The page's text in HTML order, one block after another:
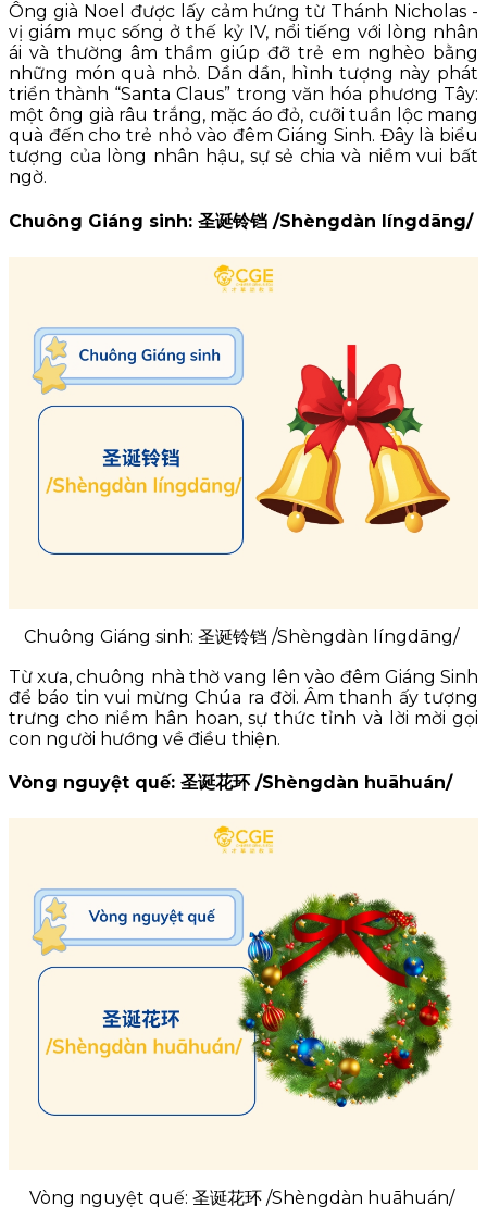
Ông già Noel được lấy cảm hứng từ Thánh Nicholas -
vị giám mục sống ở thế kỷ IV, nổi tiếng với lòng nhân
ái và thường âm thầm giúp đỡ trẻ em nghèo bằng
những món quà nhỏ. Dần dần, hình tượng này phát
triển thành “Santa Claus” trong văn hóa phương Tây:
một ông già râu trắng, mặc áo đỏ, cưỡi tuần lộc mang
quà đến cho trẻ nhỏ vào đêm Giáng Sinh. Đây là biểu
tượng của lòng nhân hậu, sự sẻ chia và niềm vui bất
ngờ.
Chuông Giáng sinh: 圣诞铃铛 /Shèngdàn língdāng/
Chuông Giáng sinh: 圣诞铃铛 /Shèngdàn língdāng/
Từ xưa, chuông nhà thờ vang lên vào đêm Giáng Sinh
để báo tin vui mừng Chúa ra đời. Âm thanh ấy tượng
trưng cho niềm hân hoan, sự thức tỉnh và lời mời gọi
con người hướng về điều thiện.
Vòng nguyệt quế: 圣诞花环 /Shèngdàn huāhuán/
Vòng nguyệt quế: 圣诞花环 /Shèngdàn huāhuán/